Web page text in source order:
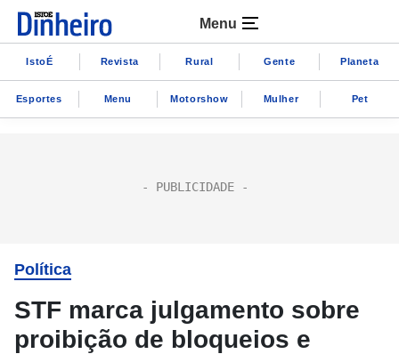
Menu
IstoÉ Revista Rural Gente Planeta
Esportes Menu Motorshow Mulher Pet
Política
STF marca julgamento sobre
proibição de bloqueios e